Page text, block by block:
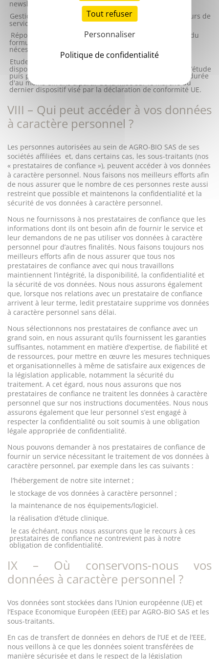
newsletter ;
Gestion des relations avec les prestataires et fournisseurs de
services: 5 ans à compter de la fin de la relation ;
Réponse aux sollicitations nous parvenant par le biais du
formulaire de contact de nos sites internet: la durée
nécessaire pour répondre à la sollicitation concernée.
Etude clinique pour le dossier de marquage CE de nos
dispositifs médicaux : jusqu’à la signature du rapport d’étude
puis passage en base archive intermédiaire pour une durée
d'au moins dix ans à partir de la mise sur le marché du
dernier dispositif visé par la déclaration de conformité UE.
VIII – Qui peut accéder à vos données
à caractère personnel ?
Les personnes autorisées au sein de AGRO-BIO SAS de ses
sociétés affiliées et, dans certains cas, les sous-traitants (nos
« prestataires de confiance »), peuvent accéder à vos données
à caractère personnel. Nous faisons nos meilleurs efforts afin
de nous assurer que le nombre de ces personnes reste aussi
restreint que possible et maintenons la confidentialité et la
sécurité de vos données à caractère personnel.
Nous ne fournissons à nos prestataires de confiance que les
informations dont ils ont besoin afin de fournir le service et
leur demandons de ne pas utiliser vos données à caractère
personnel pour d’autres finalités. Nous faisons toujours nos
meilleurs efforts afin de nous assurer que tous nos
prestataires de confiance avec qui nous travaillons
maintiennent l’intégrité, la disponibilité, la confidentialité et
la sécurité de vos données. Nous nous assurons également
que, lorsque nos relations avec un prestataire de confiance
arrivent à leur terme, ledit prestataire supprime vos données
à caractère personnel sans délai.
Nous sélectionnons nos prestataires de confiance avec un
grand soin, en nous assurant qu’ils fournissent les garanties
suffisantes, notamment en matière d’expertise, de fiabilité et
de ressources, pour mettre en œuvre les mesures techniques
et organisationnelles à même de satisfaire aux exigences de
la législation applicable, notamment la sécurité du
traitement. A cet égard, nous nous assurons que nos
prestataires de confiance ne traitent les données à caractère
personnel que sur nos instructions documentées. Nous nous
assurons également que leur personnel s’est engagé à
respecter la confidentialité ou soit soumis à une obligation
légale appropriée de confidentialité.
Nous pouvons demander à nos prestataires de confiance de
fournir un service nécessitant le traitement de vos données à
caractère personnel, par exemple dans les cas suivants :
l’hébergement de notre site internet ;
le stockage de vos données à caractère personnel ;
la maintenance de nos équipements/logiciel.
la réalisation d’étude clinique.
le cas échéant, nous nous assurons que le recours à ces
prestataires de confiance ne contrevient pas à notre
obligation de confidentialité.
IX – Où conservons-nous vos
données à caractère personnel ?
Vos données sont stockées dans l’Union européenne (UE) et
l’Espace Economique Européen (EEE) par AGRO-BIO SAS et les
sous-traitants.
En cas de transfert de données en dehors de l’UE et de l’EEE,
nous veillons à ce que les données soient transférées de
manière sécurisée et dans le respect de la législation
Tout refuser
Personnaliser
Politique de confidentialité